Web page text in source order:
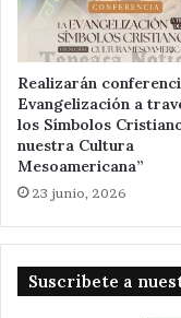
Realizarán
Evangelización a
los Símbolos
nuestra Cultura
Mesoamericana”
23 junio, 2026
Suscribete a